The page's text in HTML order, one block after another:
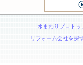
水まわりプロトッ
リフォーム会社を探